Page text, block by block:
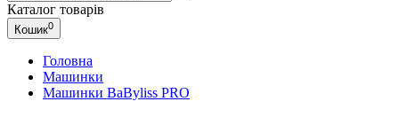
Каталог товарів
Кошик0
Головна
Машинки
Машинки BaByliss PRO